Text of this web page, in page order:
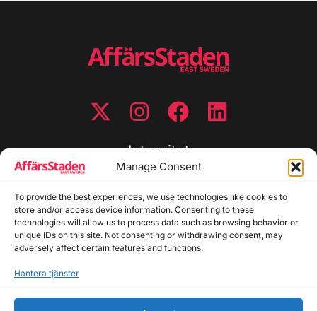
Manage Consent
To provide the best experiences, we use technologies like cookies to
store and/or access device information. Consenting to these
technologies will allow us to process data such as browsing behavior or
unique IDs on this site. Not consenting or withdrawing consent, may
adversely affect certain features and functions.
Hantera tjänster
Integritet
Cookiepolicy
Disclaimer
Redaktionell policy
Utgivarinformation